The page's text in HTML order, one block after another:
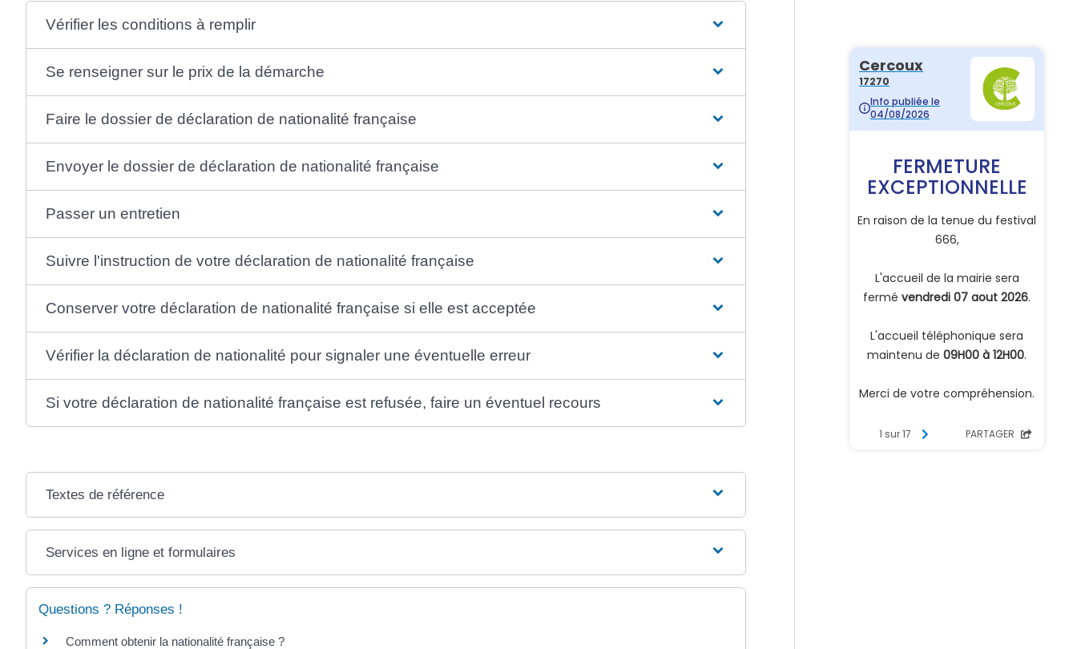
Vérifier les conditions à remplir
Se renseigner sur le prix de la démarche
Faire le dossier de déclaration de nationalité française
Envoyer le dossier de déclaration de nationalité française
Passer un entretien
Suivre l'instruction de votre déclaration de nationalité française
Conserver votre déclaration de nationalité française si elle est acceptée
Vérifier la déclaration de nationalité pour signaler une éventuelle erreur
Si votre déclaration de nationalité française est refusée, faire un éventuel recours
Textes de référence
Services en ligne et formulaires
Questions ? Réponses !
Comment obtenir la nationalité française ?